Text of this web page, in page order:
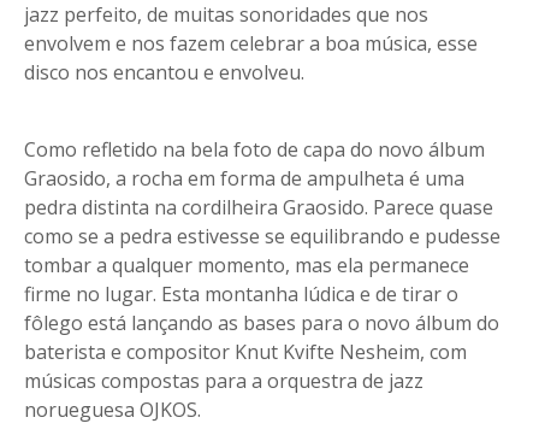
jazz perfeito, de muitas sonoridades que nos
envolvem e nos fazem celebrar a boa música, esse
disco nos encantou e envolveu.
Como refletido na bela foto de capa do novo álbum
Graosido, a rocha em forma de ampulheta é uma
pedra distinta na cordilheira Graosido. Parece quase
como se a pedra estivesse se equilibrando e pudesse
tombar a qualquer momento, mas ela permanece
firme no lugar. Esta montanha lúdica e de tirar o
fôlego está lançando as bases para o novo álbum do
baterista e compositor Knut Kvifte Nesheim, com
músicas compostas para a orquestra de jazz
norueguesa OJKOS.